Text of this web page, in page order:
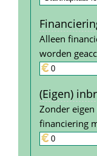
Alleen
worden
(Eigen)
Zonder
financiering